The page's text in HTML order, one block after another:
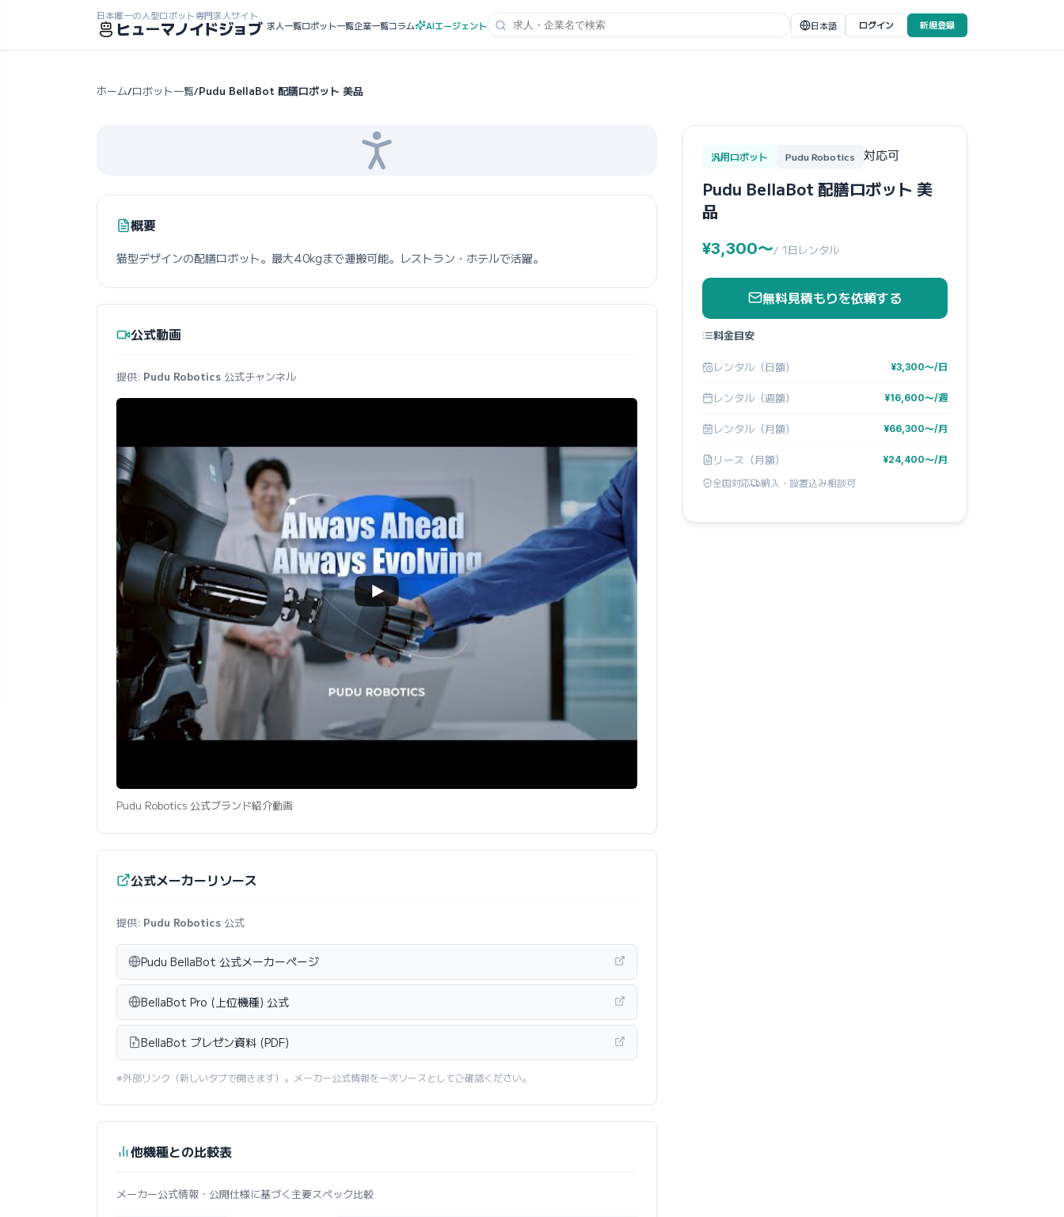
日本唯一の人型ロボット専門求人サイト
ヒューマノイドジョブ 求人一覧ロボット一覧企業一覧コラム AIエージェント 日本語 ログイン 新規登録
ホーム/ロボット一覧/Pudu BellaBot 配膳ロボット 美品
概要
猫型デザインの配膳ロボット。最大40kgまで運搬可能。レストラン・ホテルで活躍。
公式動画
提供: Pudu Robotics 公式チャンネル
Pudu Robotics 公式ブランド紹介動画
公式メーカーリソース
提供: Pudu Robotics 公式
Pudu BellaBot 公式メーカーページ
BellaBot Pro (上位機種) 公式
BellaBot プレゼン資料 (PDF)
※外部リンク（新しいタブで開きます）。メーカー公式情報を一次ソースとしてご確認ください。
他機種との比較表
メーカー公式情報・公開仕様に基づく主要スペック比較
汎用ロボット Pudu Robotics 対応可
Pudu BellaBot 配膳ロボット 美
品
¥3,300〜/ 1日レンタル
無料見積もりを依頼する
料金目安
レンタル（日額） ¥3,300〜/日
レンタル（週額） ¥16,600〜/週
レンタル（月額） ¥66,300〜/月
リース（月額） ¥24,400〜/月
全国対応 納入・設置込み相談可